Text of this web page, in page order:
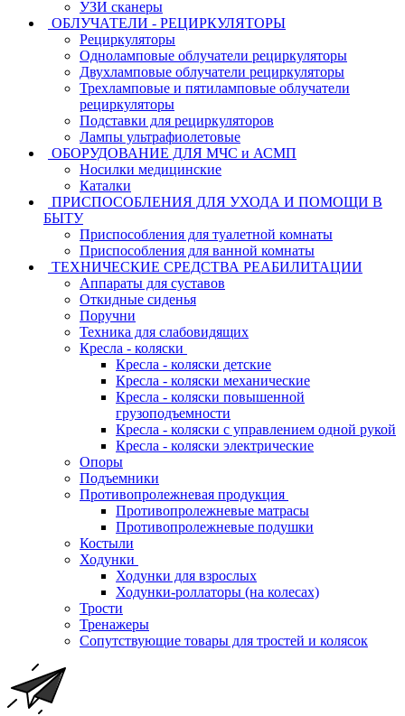
УЗИ сканеры
ОБЛУЧАТЕЛИ - РЕЦИРКУЛЯТОРЫ
Рециркуляторы
Одноламповые облучатели рециркуляторы
Двухламповые облучатели рециркуляторы
Трехламповые и пятиламповые облучатели
рециркуляторы
Подставки для рециркуляторов
Лампы ультрафиолетовые
ОБОРУДОВАНИЕ ДЛЯ МЧС и АСМП
Носилки медицинские
Каталки
ПРИСПОСОБЛЕНИЯ ДЛЯ УХОДА И ПОМОЩИ В
БЫТУ
Приспособления для туалетной комнаты
Приспособления для ванной комнаты
ТЕХНИЧЕСКИЕ СРЕДСТВА РЕАБИЛИТАЦИИ
Аппараты для суставов
Откидные сиденья
Поручни
Техника для слабовидящих
Кресла - коляски
Кресла - коляски детские
Кресла - коляски механические
Кресла - коляски повышенной
грузоподъемности
Кресла - коляски с управлением одной рукой
Кресла - коляски электрические
Опоры
Подъемники
Противопролежневая продукция
Противопролежневые матрасы
Противопролежневые подушки
Костыли
Ходунки
Ходунки для взрослых
Ходунки-роллаторы (на колесах)
Трости
Тренажеры
Сопутствующие товары для тростей и колясок